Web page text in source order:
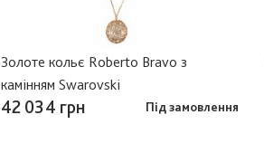
Золоте кольє Roberto Bravo з
камінням Swarovski
42 034 грн Під замовлення